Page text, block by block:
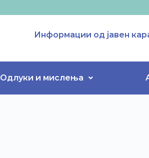
Информации од јавен
Одлуки и мислења